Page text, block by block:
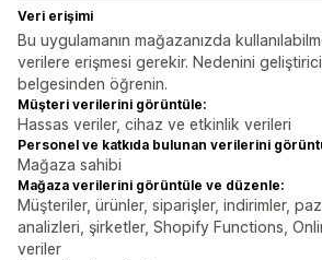
Veri erişimi
Bu uygulamanın mağazanızda
verilere erişmesi gerekir. Nedenini
belgesinden öğrenin.
Müşteri verilerini görüntüle:
Hassas veriler, cihaz ve etkinlik verileri
Personel ve katkıda bulunan verilerini
Mağaza sahibi
Mağaza verilerini görüntüle ve düzenle:
Müşteriler, ürünler, siparişler, indirimler,
analizleri, şirketler, Shopify Functions,
veriler